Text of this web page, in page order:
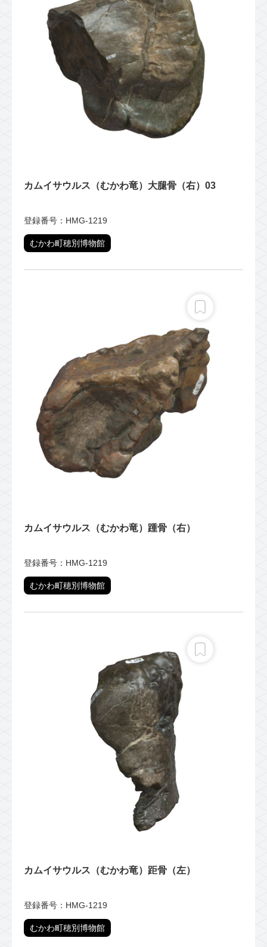
カムイサウルス（むかわ竜）大腿骨（右）03
登録番号：HMG-1219
むかわ町穂別博物館
カムイサウルス（むかわ竜）踵骨（右）
登録番号：HMG-1219
むかわ町穂別博物館
カムイサウルス（むかわ竜）距骨（左）
登録番号：HMG-1219
むかわ町穂別博物館